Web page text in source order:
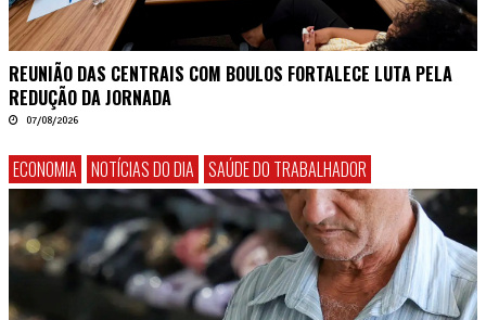
REUNIÃO DAS CENTRAIS COM BOULOS FORTALECE LUTA PELA
REDUÇÃO DA JORNADA
07/08/2026
ECONOMIA NOTÍCIAS DO DIA SAÚDE DO TRABALHADOR